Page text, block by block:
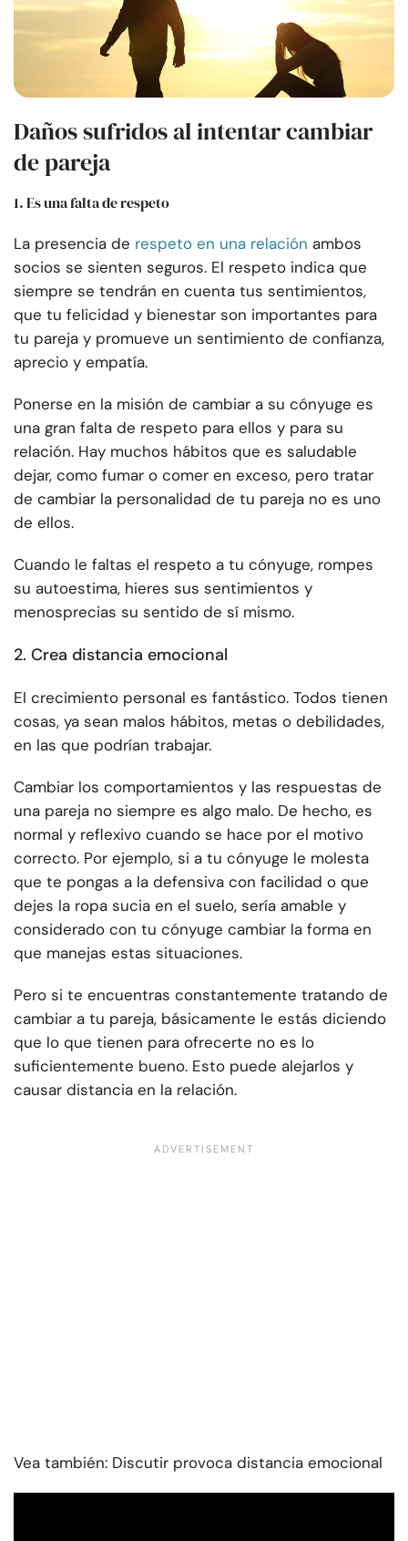
Daños sufridos al intentar cambiar
de pareja
1. Es una falta de respeto
La presencia de respeto en una relación ambos
socios se sienten seguros. El respeto indica que
siempre se tendrán en cuenta tus sentimientos,
que tu felicidad y bienestar son importantes para
tu pareja y promueve un sentimiento de confianza,
aprecio y empatía.
Ponerse en la misión de cambiar a su cónyuge es
una gran falta de respeto para ellos y para su
relación. Hay muchos hábitos que es saludable
dejar, como fumar o comer en exceso, pero tratar
de cambiar la personalidad de tu pareja no es uno
de ellos.
Cuando le faltas el respeto a tu cónyuge, rompes
su autoestima, hieres sus sentimientos y
menosprecias su sentido de sí mismo.
2. Crea distancia emocional
El crecimiento personal es fantástico. Todos tienen
cosas, ya sean malos hábitos, metas o debilidades,
en las que podrían trabajar.
Cambiar los comportamientos y las respuestas de
una pareja no siempre es algo malo. De hecho, es
normal y reflexivo cuando se hace por el motivo
correcto. Por ejemplo, si a tu cónyuge le molesta
que te pongas a la defensiva con facilidad o que
dejes la ropa sucia en el suelo, sería amable y
considerado con tu cónyuge cambiar la forma en
que manejas estas situaciones.
Pero si te encuentras constantemente tratando de
cambiar a tu pareja, básicamente le estás diciendo
que lo que tienen para ofrecerte no es lo
suficientemente bueno. Esto puede alejarlos y
causar distancia en la relación.
Vea también: Discutir provoca distancia emocional